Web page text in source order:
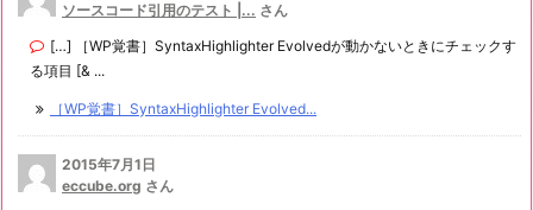
ソースコード引用のテスト |... さん
[…] ［WP覚書］SyntaxHighlighter Evolvedが動かないときにチェックす
る項目 [& ...
［WP覚書］SyntaxHighlighter Evolved...
2015年7月1日
eccube.org さん